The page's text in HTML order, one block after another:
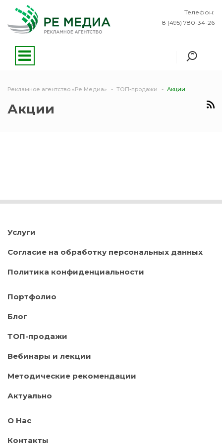
Телефон:
8 (495) 780-34-26
Рекламное агентство «Ре Медиа» ТОП-продажи Акции
Акции
Услуги
Согласие на обработку персональных данных
Политика конфиденциальности
Портфолио
Блог
ТОП-продажи
Вебинары и лекции
Методические рекомендации
Актуально
О Нас
Контакты